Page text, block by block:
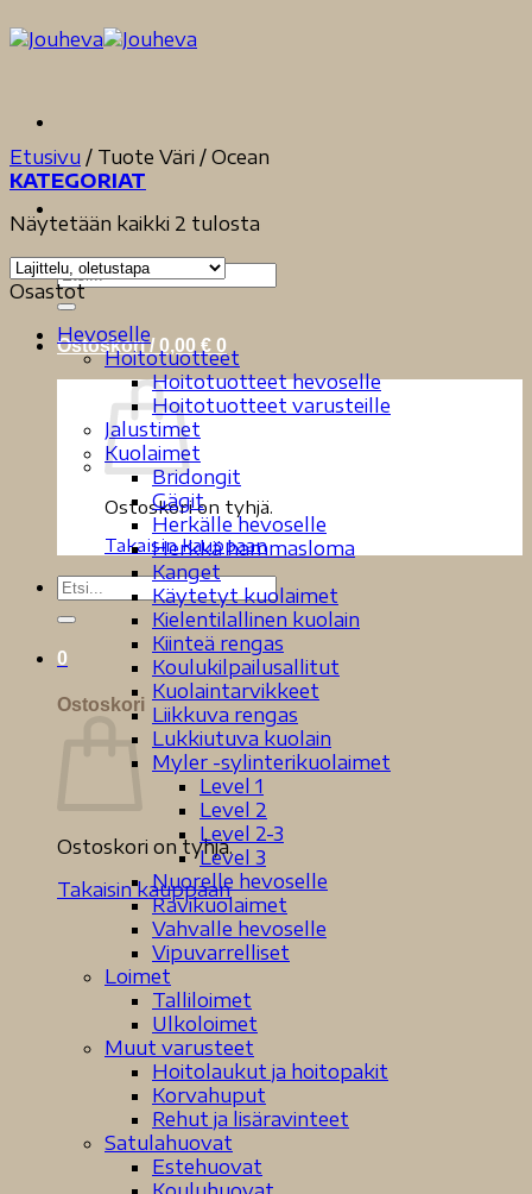
to
Etsi:
Ostoskori / 0,00 € 0
Ostoskori on tyhjä.
Takaisin kauppaan
Etsi:
0
Ostoskori
Ostoskori on tyhjä.
Takaisin kauppaan
Etusivu / Tuote Väri / Ocean
KATEGORIAT
Näytetään kaikki 2 tulosta
Osastot
Hevoselle
Hoitotuotteet
Hoitotuotteet hevoselle
Hoitotuotteet varusteille
Jalustimet
Kuolaimet
Bridongit
Gägit
Herkälle hevoselle
Herkkä hammasloma
Kanget
Käytetyt kuolaimet
Kielentilallinen kuolain
Kiinteä rengas
Koulukilpailusallitut
Kuolaintarvikkeet
Liikkuva rengas
Lukkiutuva kuolain
Myler -sylinterikuolaimet
Level 1
Level 2
Level 2-3
Level 3
Nuorelle hevoselle
Ravikuolaimet
Vahvalle hevoselle
Vipuvarrelliset
Loimet
Talliloimet
Ulkoloimet
Muut varusteet
Hoitolaukut ja hoitopakit
Korvahuput
Rehut ja lisäravinteet
Satulahuovat
Estehuovat